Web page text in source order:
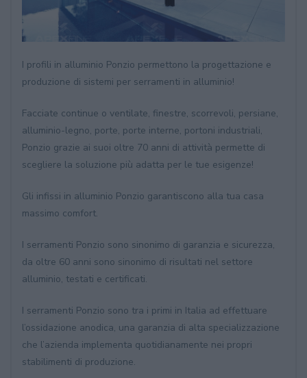
I profili in alluminio Ponzio permettono la progettazione e
produzione di sistemi per serramenti in alluminio!
Facciate continue o ventilate, finestre, scorrevoli, persiane,
alluminio-legno, porte, porte interne, portoni industriali,
Ponzio grazie ai suoi oltre 70 anni di attività permette di
scegliere la soluzione più adatta per le tue esigenze!
Gli infissi in alluminio Ponzio garantiscono alla tua casa
massimo comfort.
I serramenti Ponzio sono sinonimo di garanzia e sicurezza,
da oltre 60 anni sono sinonimo di risultati nel settore
alluminio, testati e certificati.
I serramenti Ponzio sono tra i primi in Italia ad effettuare
l’ossidazione anodica, una garanzia di alta specializzazione
che l’azienda implementa quotidianamente nei propri
stabilimenti di produzione.